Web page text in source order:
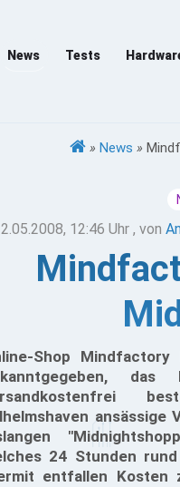
News Tests
» News »
12:46 Uhr , von
Shop
ansässige
24 Stunden
entfallen Kosten